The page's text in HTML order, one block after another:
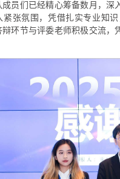
成员们已经精心筹备数月，深
紧张氛围，凭借扎实专业知
辩环节与评委老师积极交流，